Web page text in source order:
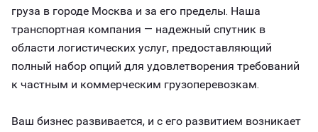
груза в городе Москва и за его пределы. Наша
транспортная компания — надежный спутник в
области логистических услуг, предоставляющий
полный набор опций для удовлетворения требований
к частным и коммерческим грузоперевозкам.
Ваш бизнес развивается, и с его развитием возникает